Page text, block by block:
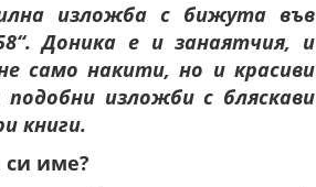
изложба с бижута във
Доника е и занаятчия, и
само накити, но и красиви
изложби с бляскави
книги.
име?